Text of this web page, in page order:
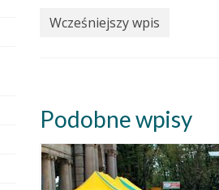
Wcześniejszy wpis
Podobne wpisy